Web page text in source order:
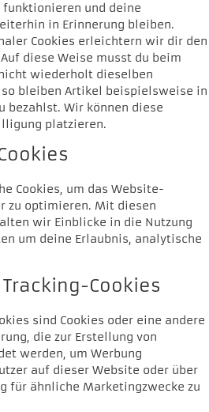
und deine
in Erinnerung bleiben.
Cookies erleichtern wir dir den
diese Weise musst du beim
wiederholt dieselben
bleiben Artikel beispielsweise in
bezahlst. Wir können diese
platzieren.
Cookies, um das Website-
zu optimieren. Mit diesen
wir Einblicke in die Nutzung
um deine Erlaubnis, analytische
Cookies
sind Cookies oder eine andere
die zur Erstellung von
werden, um Werbung
auf dieser Website oder über
für ähnliche Marketingzwecke zu